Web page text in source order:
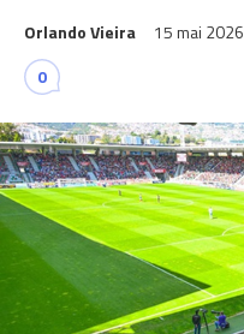
Orlando Vieira 15 mai 2026
0